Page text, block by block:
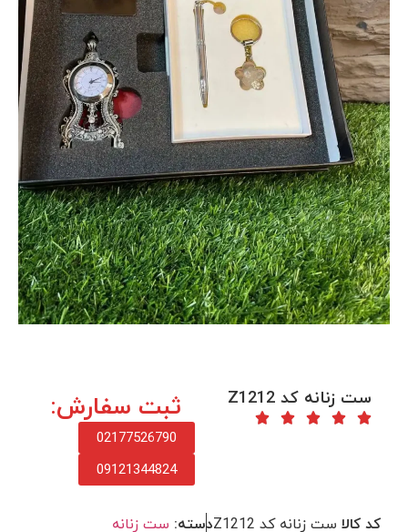
ست زنانه کد Z1212 ثبت سفارش:
02177526790
09121344824
کد کالا ست زنانه کد Z1212 دسته: ست زنانه